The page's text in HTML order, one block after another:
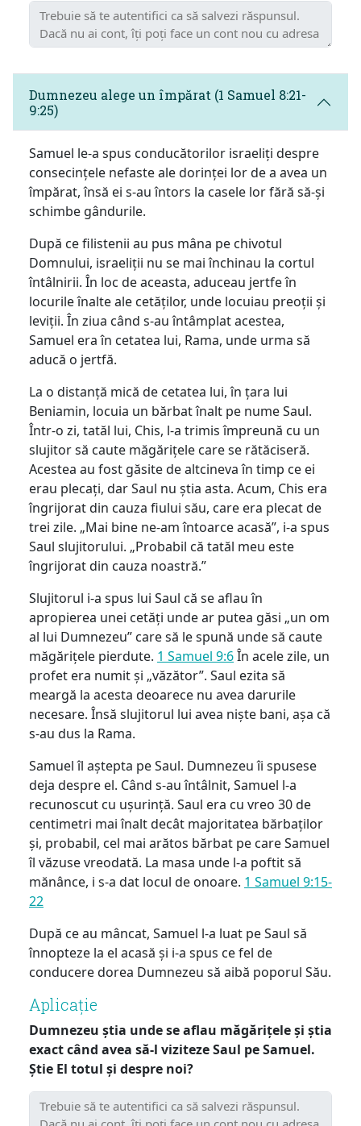
Dumnezeu alege un împărat (1 Samuel 8:21-
9:25)
Samuel le-a spus conducătorilor israeliți despre
consecințele nefaste ale dorinței lor de a avea un
împărat, însă ei s-au întors la casele lor fără să-și
schimbe gândurile.
După ce filistenii au pus mâna pe chivotul
Domnului, israeliții nu se mai închinau la cortul
întâlnirii. În loc de aceasta, aduceau jertfe în
locurile înalte ale cetăților, unde locuiau preoții și
leviții. În ziua când s-au întâmplat acestea,
Samuel era în cetatea lui, Rama, unde urma să
aducă o jertfă.
La o distanță mică de cetatea lui, în țara lui
Beniamin, locuia un bărbat înalt pe nume Saul.
Într-o zi, tatăl lui, Chis, l-a trimis împreună cu un
slujitor să caute măgărițele care se rătăciseră.
Acestea au fost găsite de altcineva în timp ce ei
erau plecați, dar Saul nu știa asta. Acum, Chis era
îngrijorat din cauza fiului său, care era plecat de
trei zile. „Mai bine ne-am întoarce acasă”, i-a spus
Saul slujitorului. „Probabil că tatăl meu este
îngrijorat din cauza noastră.”
Slujitorul i-a spus lui Saul că se aflau în
apropierea unei cetăți unde ar putea găsi „un om
al lui Dumnezeu” care să le spună unde să caute
măgărițele pierdute. 1 Samuel 9:6În acele zile, un
profet era numit și „văzător”. Saul ezita să
meargă la acesta deoarece nu avea darurile
necesare. Însă slujitorul lui avea niște bani, așa că
s-au dus la Rama.
Samuel îl aștepta pe Saul. Dumnezeu îi spusese
deja despre el. Când s-au întâlnit, Samuel l-a
recunoscut cu ușurință. Saul era cu vreo 30 de
centimetri mai înalt decât majoritatea bărbaților
și, probabil, cel mai arătos bărbat pe care Samuel
îl văzuse vreodată. La masa unde l-a poftit să
mănânce, i s-a dat locul de onoare. 1 Samuel 9:15-
22
După ce au mâncat, Samuel l-a luat pe Saul să
înnopteze la el acasă și i-a spus ce fel de
conducere dorea Dumnezeu să aibă poporul Său.
Aplicație
Dumnezeu știa unde se aflau măgărițele și știa
exact când avea să-l viziteze Saul pe Samuel.
Știe El totul și despre noi?